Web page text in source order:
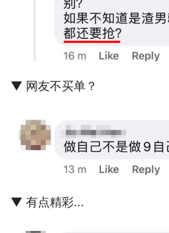
▼ 网友不买单？
▼ 有点精彩...